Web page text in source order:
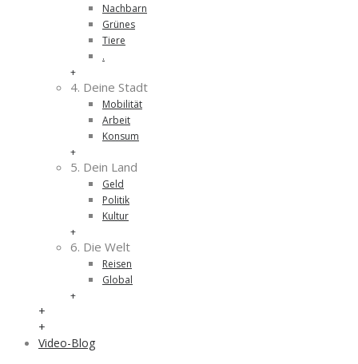
Nachbarn
Grünes
Tiere
.
+
4. Deine Stadt
Mobilität
Arbeit
Konsum
+
5. Dein Land
Geld
Politik
Kultur
+
6. Die Welt
Reisen
Global
+
+
+
Video-Blog